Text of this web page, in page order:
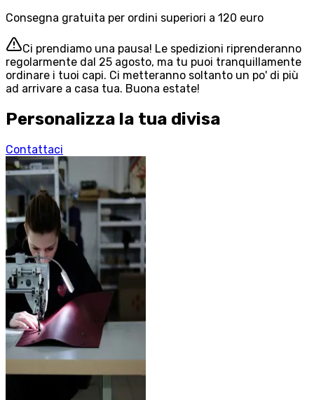
Consegna gratuita per ordini superiori a 120 euro
Ci prendiamo una pausa! Le spedizioni riprenderanno
regolarmente dal 25 agosto, ma tu puoi tranquillamente
ordinare i tuoi capi. Ci metteranno soltanto un po' di più
ad arrivare a casa tua. Buona estate!
Personalizza la tua divisa
Contattaci